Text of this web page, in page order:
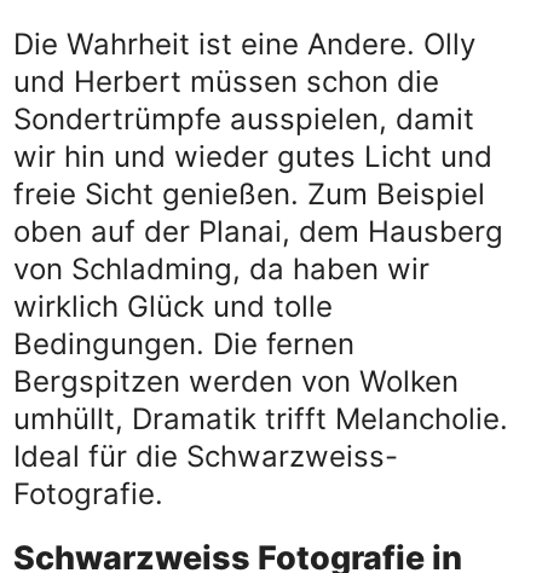
Die Wahrheit ist eine Andere. Olly
und Herbert müssen schon die
Sondertrümpfe ausspielen, damit
wir hin und wieder gutes Licht und
freie Sicht genießen. Zum Beispiel
oben auf der Planai, dem Hausberg
von Schladming, da haben wir
wirklich Glück und tolle
Bedingungen. Die fernen
Bergspitzen werden von Wolken
umhüllt, Dramatik trifft Melancholie.
Ideal für die Schwarzweiss-
Fotografie.
Schwarzweiss Fotografie in